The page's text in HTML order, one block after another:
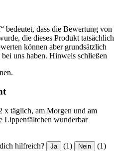
bedeutet, dass die Bewertung von
die dieses Produkt tatsächlich
können aber grundsätzlich
uns haben. Hinweis schließen
x täglich, am Morgen und am
Lippenfältchen wunderbar
hilfreich? Ja (1) Nein (1)